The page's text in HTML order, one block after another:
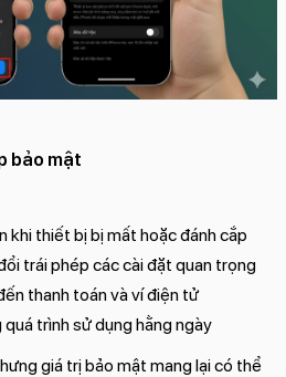
bảo mật
khi thiết bị bị mất hoặc đánh cắp
trái phép các cài đặt quan trọng
thanh toán và ví điện tử
trình sử dụng hằng ngày
giá trị bảo mật mang lại có thể